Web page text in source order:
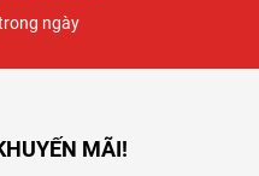
ngày
MÃI!